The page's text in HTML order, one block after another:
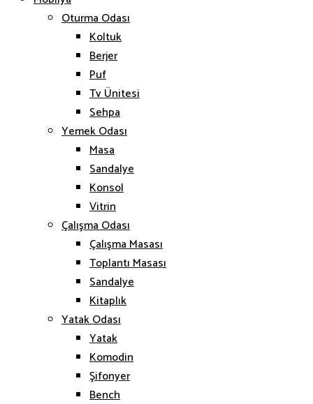
Oturma Odası
Koltuk
Berjer
Puf
Tv Ünitesi
Sehpa
Yemek Odası
Masa
Sandalye
Konsol
Vitrin
Çalışma Odası
Çalışma Masası
Toplantı Masası
Sandalye
Kitaplık
Yatak Odası
Yatak
Komodin
Şifonyer
Bench